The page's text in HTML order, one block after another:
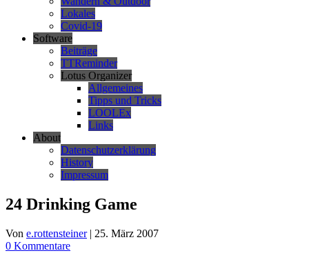
Lokales
Covid-19
Software
Beiträge
TTReminder
Lotus Organizer
Allgemeines
Tipps und Tricks
LOOLEx
Links
About
Datenschutzerklärung
History
Impressum
24 Drinking Game
Von e.rottensteiner | 25. März 2007
0 Kommentare